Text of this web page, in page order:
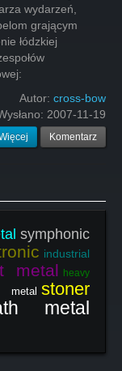
wydarzeń,
grającym
łódzkiej
Autor: cross-bow
2007-11-19
Komentarz
symphonic
industrial
metal heavy
stoner
metal